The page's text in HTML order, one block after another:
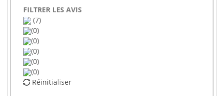
FILTRER LES AVIS
(7)
(0)
(0)
(0)
(0)
(0)
Réinitialiser